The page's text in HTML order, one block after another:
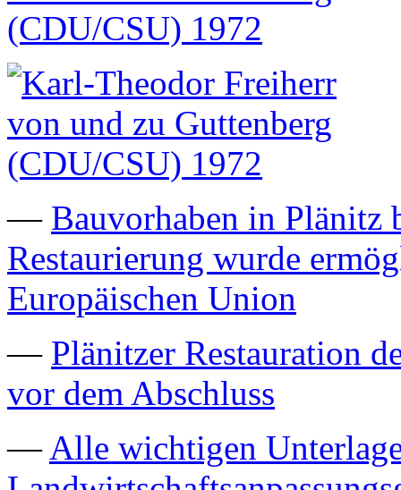
— Bauvorhaben in Plänitz
Restaurierung wurde
Europäischen Union
— Plänitzer Restauration
vor dem Abschluss
—Alle wichtigen